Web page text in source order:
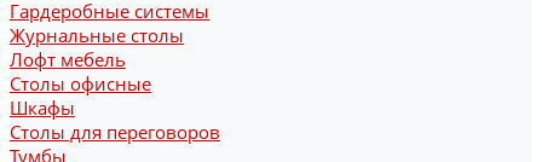
Гардеробные системы
Журнальные столы
Лофт мебель
Столы офисные
Шкафы
Столы для переговоров
Тумбы